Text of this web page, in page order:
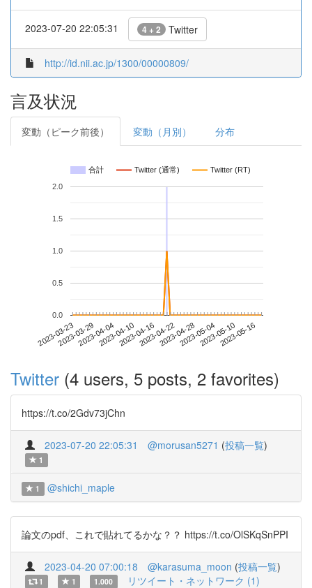
2023-07-20 22:05:31 4 + 2 Twitter
http://id.nii.ac.jp/1300/00000809/
言及状況
変動（ピーク前後） 変動（月別） 分布
合計 Twitter (通常) Twitter (RT)
2023-03-232023-03-292023-04-042023-04-102023-04-162023-04-222023-04-282023-05-042023-05-102023-05-16
0.0
0.5
1.0
1.5
2.0
Twitter (4 users, 5 posts, 2 favorites)
https://t.co/2Gdv73jChn
2023-07-20 22:05:31 @morusan5271 (投稿一覧)
1
1 @shichi_maple
論文のpdf、これで貼れてるかな？？ https://t.co/OlSKqSnPPI
2023-04-20 07:00:18 @karasuma_moon (投稿一覧)
1 1 1.000 リツイート・ネットワーク (1)